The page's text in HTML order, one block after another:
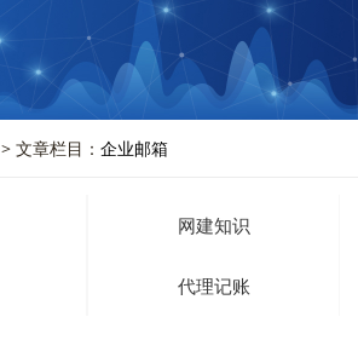
> 文章栏目： 企业邮箱
网建知识
代理记账